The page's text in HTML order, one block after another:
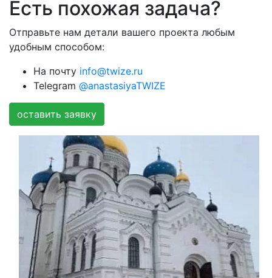
Есть похожая задача?
Отправьте нам детали вашего проекта любым
удобным способом:
На почту info@twize.ru
Telegram @anastasiyaTWIZE
оставить заявку